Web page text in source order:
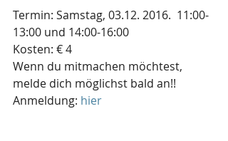
Termin: Samstag, 03.12. 2016.  11:00-
13:00 und 14:00-16:00
Kosten: € 4
Wenn du mitmachen möchtest,
melde dich möglichst bald an!!
Anmeldung: hier